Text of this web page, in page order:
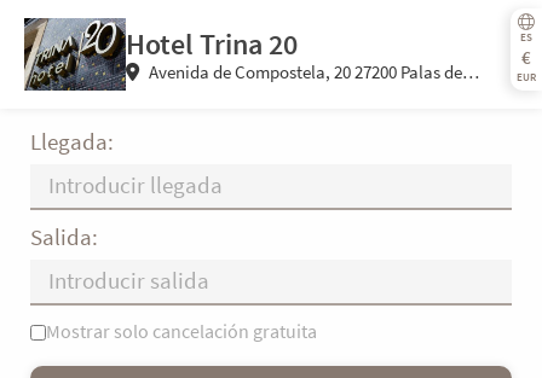
ES
€
EUR
Hotel Trina 20
Avenida de Compostela, 20 27200 Palas de
Llegada:
Salida:
L M X J V S D
Mostrar solo cancelación gratuita